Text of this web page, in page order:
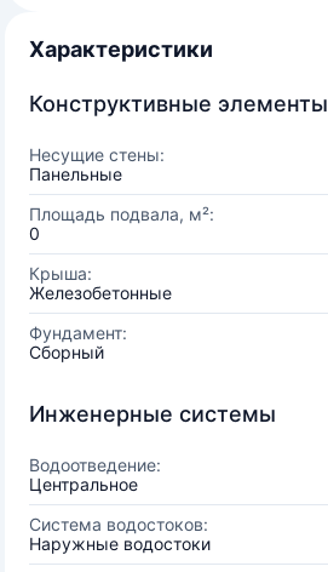
Характеристики
Конструктивные элементы
Несущие стены:
Панельные
Площадь подвала, м²:
0
Крыша:
Железобетонные
Фундамент:
Сборный
Инженерные системы
Водоотведение:
Центральное
Система водостоков:
Наружные водостоки